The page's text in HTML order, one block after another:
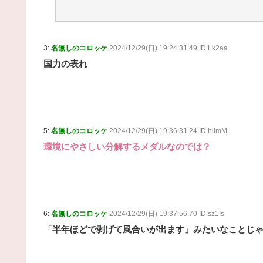
3: 名無しのコロッケ 2024/12/29(日) 19:24:31.49 ID:Lk2aa
国力の表れ
5: 名無しのコロッケ 2024/12/29(日) 19:36:31.24 ID:hiImM
環境にやさしい分解するメダルなのでは？
6: 名無しのコロッケ 2024/12/29(日) 19:37:56.70 ID:sz1Is
「半年ほどで剥げて風合いが出ます」みたいなことじ